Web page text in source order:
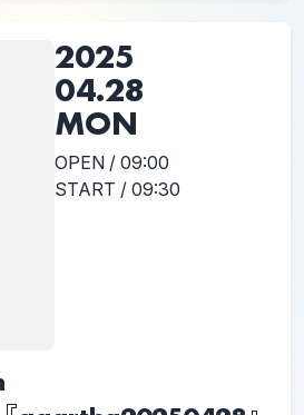
2025
04.28
MON
OPEN / 09:00
START / 09:30